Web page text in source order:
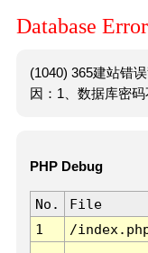
Database Error
(1040) 365建站错
因：1、数据库密码
PHP Debug
No. File
1
/